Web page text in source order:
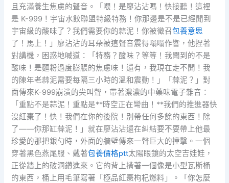
且充滿養生焦慮的聲音。「喂！是廖沾沾嗎！快接聽！這裡
是 K-999！宇宙水餃聯盟特級特務！你那邊是不是已經聞到
宇宙級的酸味了？我們需要你的蒜泥！你被徵召包養意思
了！馬上！」廖沾沾的耳朵被這聲音震得嗡嗡作響，他捏著
對講機，困惑地喊道：「特務？酸味？等等！我聞到的不是
酸味！是麵粉過度膨脹的焦慮味！還有，我現在走不開！我
的陳年老蒜泥需要每隔三小時的溫和震動！」「蒜泥？」對
面傳來K-999崩潰的尖叫聲，帶著濃濃的中藥味電子雜音：
「重點不是蒜泥！重點是**時空正在彎曲！**我們的推進器快
沒紅棗了！快！我們在你的後院！別帶任何多餘的東西！除
了——你那缸蒜泥！」就在廖沾沾還在糾結要不要帶上他最
珍愛的那把銀勺時，外面的牆壁傳來一聲巨大的撞擊。一個
穿著黑色燕尾服、戴著包養價格ptt太陽眼鏡的太空吉娃娃，
正從牆上的破洞鑽進來。它的背上揹著一個像是小型瓦斯桶
的東西，桶上用毛筆寫著「極品紅棗枸杞燃料」。「你怎麼